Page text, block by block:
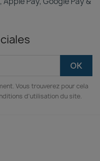
Vous trouverez pour cela
d'utilisation du site.